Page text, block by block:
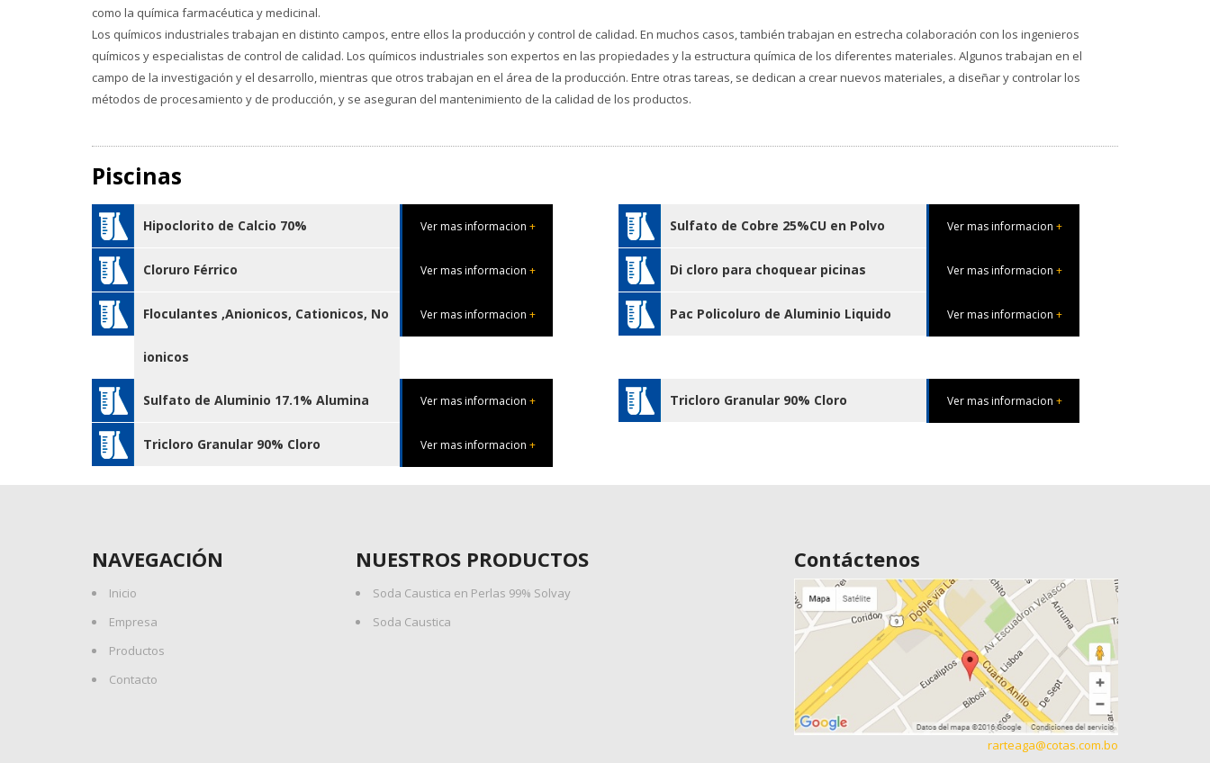
como la química farmacéutica y medicinal.
Los químicos industriales trabajan en distinto campos, entre ellos la producción y control de calidad. En muchos casos, también trabajan en estrecha colaboración con los ingenieros
químicos y especialistas de control de calidad. Los químicos industriales son expertos en las propiedades y la estructura química de los diferentes materiales. Algunos trabajan en el
campo de la investigación y el desarrollo, mientras que otros trabajan en el área de la producción. Entre otras tareas, se dedican a crear nuevos materiales, a diseñar y controlar los
métodos de procesamiento y de producción, y se aseguran del mantenimiento de la calidad de los productos.
Piscinas
Hipoclorito de Calcio 70% Ver mas informacion + Sulfato de Cobre 25%CU en Polvo Ver mas informacion +
Cloruro Férrico Ver mas informacion + Di cloro para choquear picinas Ver mas informacion +
Floculantes ,Anionicos, Cationicos, No
ionicos
Ver mas informacion + Pac Policoluro de Aluminio Liquido Ver mas informacion +
Sulfato de Aluminio 17.1% Alumina Ver mas informacion + Tricloro Granular 90% Cloro Ver mas informacion +
Tricloro Granular 90% Cloro Ver mas informacion +
NAVEGACIÓN
Inicio
Empresa
Productos
Contacto
NUESTROS PRODUCTOS
Soda Caustica en Perlas 99% Solvay
Soda Caustica
Contáctenos
rarteaga@cotas.com.bo